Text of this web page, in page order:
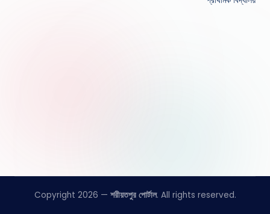
Copyright 2026 — শরীয়তপুর পোর্টাল. All rights reserved.